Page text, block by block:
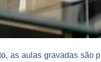
as aulas gravadas são